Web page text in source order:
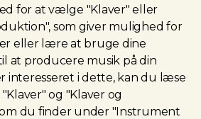
for at vælge "Klaver" eller
som giver mulighed for
eller lære at bruge dine
at producere musik på din
interesseret i dette, kan du læse
og "Klaver og
du finder under "Instrument